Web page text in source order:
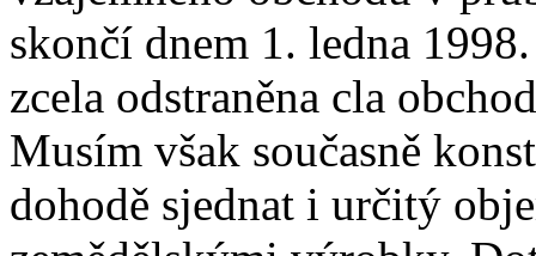
skončí dnem 1. ledna
zcela odstraněna cla
Musím však současně
dohodě sjednat i určitý